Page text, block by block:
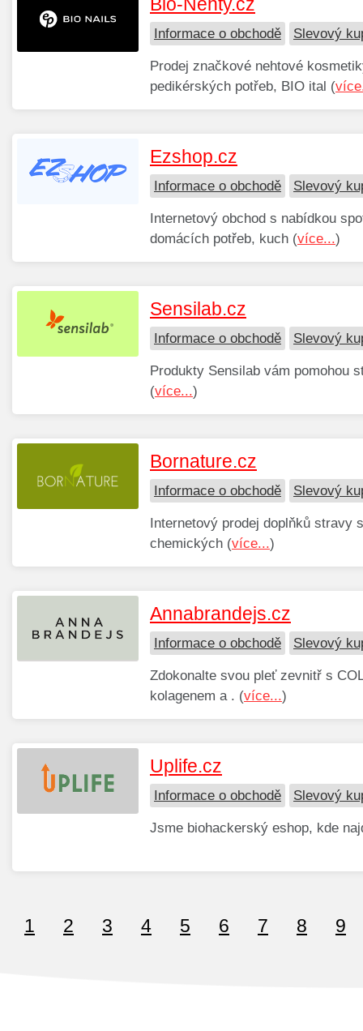
Bio-Nehty.cz
Informace o obchodě Slevový
Prodej značkové nehtové
pedikérských potřeb, BIO ital (
Ezshop.cz
Informace o obchodě Slevový
Internetový obchod s nabídkou
domácích potřeb, kuch (více...)
Sensilab.cz
Informace o obchodě Slevový
Produkty Sensilab vám pomohou
(více...)
Bornature.cz
Informace o obchodě Slevový
Internetový prodej doplňků
chemických (více...)
Annabrandejs.cz
Informace o obchodě Slevový
Zdokonalte svou pleť zevnitř s
kolagenem a . (více...)
Uplife.cz
Informace o obchodě Slevový
Jsme biohackerský eshop, kde
1 2 3 4 5 6 7 8 9